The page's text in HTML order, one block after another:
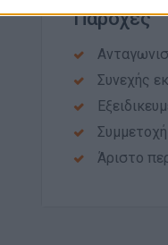
Παροχές
Συνεχής
Άριστο